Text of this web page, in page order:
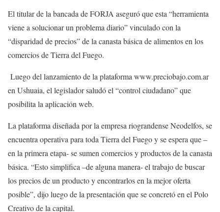
El titular de la bancada de FORJA aseguró que esta “herramienta
viene a solucionar un problema diario” vinculado con la
“disparidad de precios” de la canasta básica de alimentos en los
comercios de Tierra del Fuego.
Luego del lanzamiento de la plataforma www.preciobajo.com.ar
en Ushuaia, el legislador saludó el “control ciudadano” que
posibilita la aplicación web.
La plataforma diseñada por la empresa riograndense Neodelfos, se
encuentra operativa para toda Tierra del Fuego y se espera que –
en la primera etapa- se sumen comercios y productos de la canasta
básica. “Esto simplifica –de alguna manera- el trabajo de buscar
los precios de un producto y encontrarlos en la mejor oferta
posible”, dijo luego de la presentación que se concretó en el Polo
Creativo de la capital.